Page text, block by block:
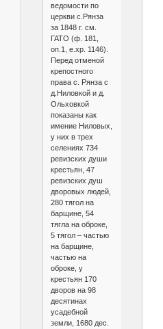
ведомости по
церкви с.Рянза
за 1848 г. см.
ГАТО (ф. 181,
оп.1, е.хр. 1146).
Перед отменой
крепостного
права с. Рянза с
д.Ниловкой и д.
Ольховкой
показаны как
имение Ниловых,
у них в трех
селениях 734
ревизских души
крестьян, 47
ревизских душ
дворовых людей,
280 тягол на
барщине, 54
тягла на оброке,
5 тягол – частью
на барщине,
частью на
оброке, у
крестьян 170
дворов на 98
десятинах
усадебной
земли, 1680 дес.